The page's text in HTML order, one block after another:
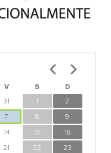
V S
D
31 1
2
7 8
9
14 15
16
21 22
23
Paginación